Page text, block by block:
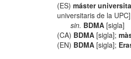
(ES)máster
universitaris de la UPC]
sin. BDMA[sigla]
(CA) BDMA [sigla];
(EN) BDMA [sigla];